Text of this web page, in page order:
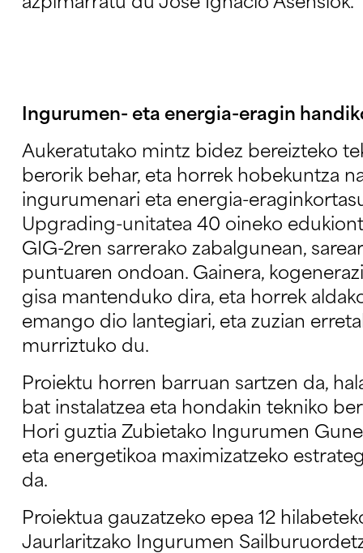
azpimarratu du José Ignacio Asensiok.
Ingurumen- eta energia-eragin
Aukeratutako mintz bidez bereizteko
berorik behar, eta horrek hobekuntza
ingurumenari eta energia-
Upgrading-unitatea 40 oineko
GIG-2ren sarrerako zabalgunean,
puntuaren ondoan. Gainera,
gisa mantenduko dira, eta horrek
emango dio lantegiari, eta zuzian
murriztuko du.
Proiektu horren barruan sartzen da,
bat instalatzea eta hondakin tekniko
Hori guztia Zubietako Ingurumen
eta energetikoa maximizatzeko
da.
Proiektua gauzatzeko epea 12
Jaurlaritzako Ingurumen